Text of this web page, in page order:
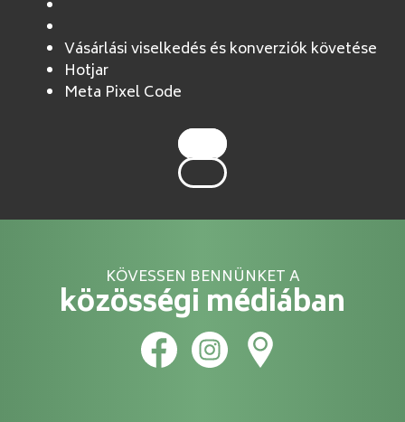
Vásárlási viselkedés és konverziók követése
Hotjar
Meta Pixel Code
KÖVESSEN BENNÜNKET A
közösségi médiában